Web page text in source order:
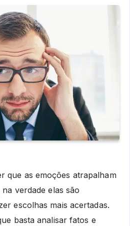
que as emoções atrapalham
verdade elas são
escolhas mais acertadas.
basta analisar fatos e